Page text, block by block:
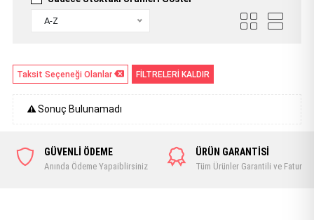
A-Z
Taksit Seçeneği Olanlar FİLTRELERİ KALDIR
Sonuç Bulunamadı
GÜVENLİ ÖDEME
Anında Ödeme Yapaiblirsiniz
ÜRÜN GARANTİSİ
Tüm Ürünler Garantili ve Faturalı